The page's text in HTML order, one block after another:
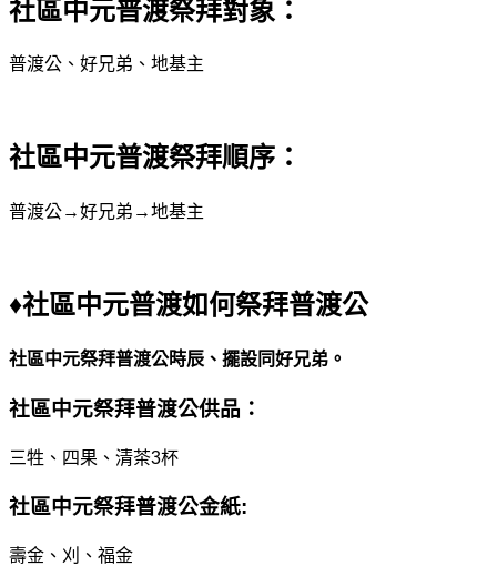
社區中元普渡祭拜對象：
普渡公、好兄弟、地基主
社區中元普渡祭拜順序：
普渡公→好兄弟→地基主
♦社區中元普渡如何祭拜普渡公
社區中元祭拜普渡公時辰、擺設同好兄弟。
社區中元祭拜普渡公供品：
三牲、四果、清茶3杯
社區中元祭拜普渡公金紙:
壽金、刈、福金